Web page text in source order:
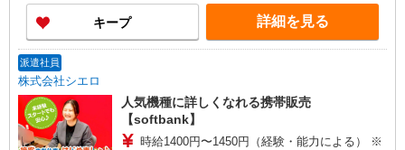
い・週払い可能（規程有）★ ゜・。○。・゜
+゜・。○。・゜+゜
キープ 詳細を見る
派遣社員
株式会社シエロ
人気機種に詳しくなれる携帯販売
【softbank】
時給1400円〜1450円（経験・能力による） ※